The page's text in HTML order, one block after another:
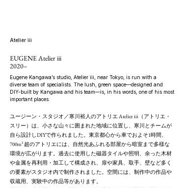
Atelier iii
EUGENE Atelier iii
2020–
Eugene Kangawa’s studio, Atelier iii, near Tokyo, is run with a
diverse team of specialists. The lush, green space—designed and
DIY-built by Kangawa and his team—is, in his words, one of his most
important places.
ユージーン・スタジオ／寒川裕人のアトリエ Atelier iii（アトリエ・
スリー）は、小さな山々に囲まれた地域に位置し、寒川とチームが
自ら設計しDIYで作られました。東京都心から車でおよそ1時間、
700m² 超のアトリエには、自然光あふれる部屋から暗室まで多様な
環境が広がります。過去に使用した磁器タイルや照明、余った木材
や金属を再利用・加工して構成され、扉や家具、取手、壁など多く
の要素がスタジオ内で制作されました。空間には、制作中の作品や
収蔵用、実験中の作品等があります。